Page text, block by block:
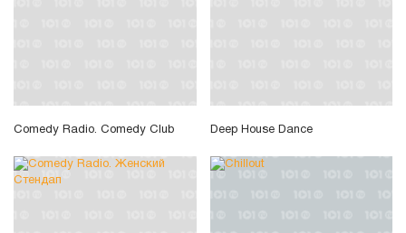
Comedy Radio. Comedy Club Deep House Dance